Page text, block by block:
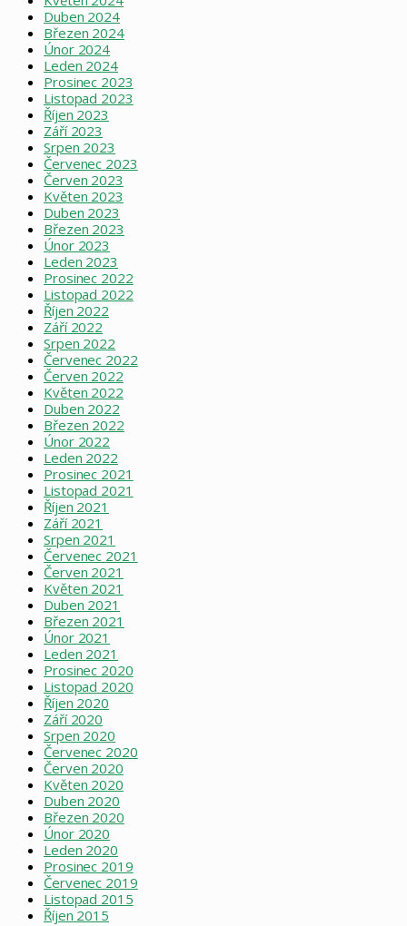
Duben 2024
Březen 2024
Únor 2024
Leden 2024
Prosinec 2023
Listopad 2023
Říjen 2023
Září 2023
Srpen 2023
Červenec 2023
Červen 2023
Květen 2023
Duben 2023
Březen 2023
Únor 2023
Leden 2023
Prosinec 2022
Listopad 2022
Říjen 2022
Září 2022
Srpen 2022
Červenec 2022
Červen 2022
Květen 2022
Duben 2022
Březen 2022
Únor 2022
Leden 2022
Prosinec 2021
Listopad 2021
Říjen 2021
Září 2021
Srpen 2021
Červenec 2021
Červen 2021
Květen 2021
Duben 2021
Březen 2021
Únor 2021
Leden 2021
Prosinec 2020
Listopad 2020
Říjen 2020
Září 2020
Srpen 2020
Červenec 2020
Červen 2020
Květen 2020
Duben 2020
Březen 2020
Únor 2020
Leden 2020
Prosinec 2019
Červenec 2019
Listopad 2015
Říjen 2015